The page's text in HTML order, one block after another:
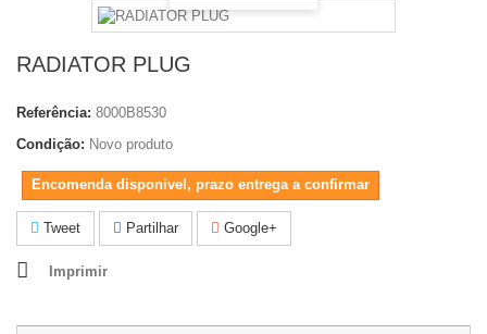
RADIATOR PLUG
Referência: 8000B8530
Condição: Novo produto
Encomenda disponivel, prazo entrega a confirmar
Tweet Partilhar Google+
Imprimir